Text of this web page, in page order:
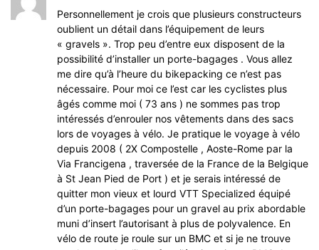
Personnellement je crois que plusieurs constructeurs
oublient un détail dans l’équipement de leurs
« gravels ». Trop peu d’entre eux disposent de la
possibilité d’installer un porte-bagages . Vous allez
me dire qu’à l’heure du bikepacking ce n’est pas
nécessaire. Pour moi ce l’est car les cyclistes plus
âgés comme moi ( 73 ans ) ne sommes pas trop
intéressés d’enrouler nos vêtements dans des sacs
lors de voyages à vélo. Je pratique le voyage à vélo
depuis 2008 ( 2X Compostelle , Aoste-Rome par la
Via Francigena , traversée de la France de la Belgique
à St Jean Pied de Port ) et je serais intéressé de
quitter mon vieux et lourd VTT Specialized équipé
d’un porte-bagages pour un gravel au prix abordable
muni d’insert l’autorisant à plus de polyvalence. En
vélo de route je roule sur un BMC et si je ne trouve